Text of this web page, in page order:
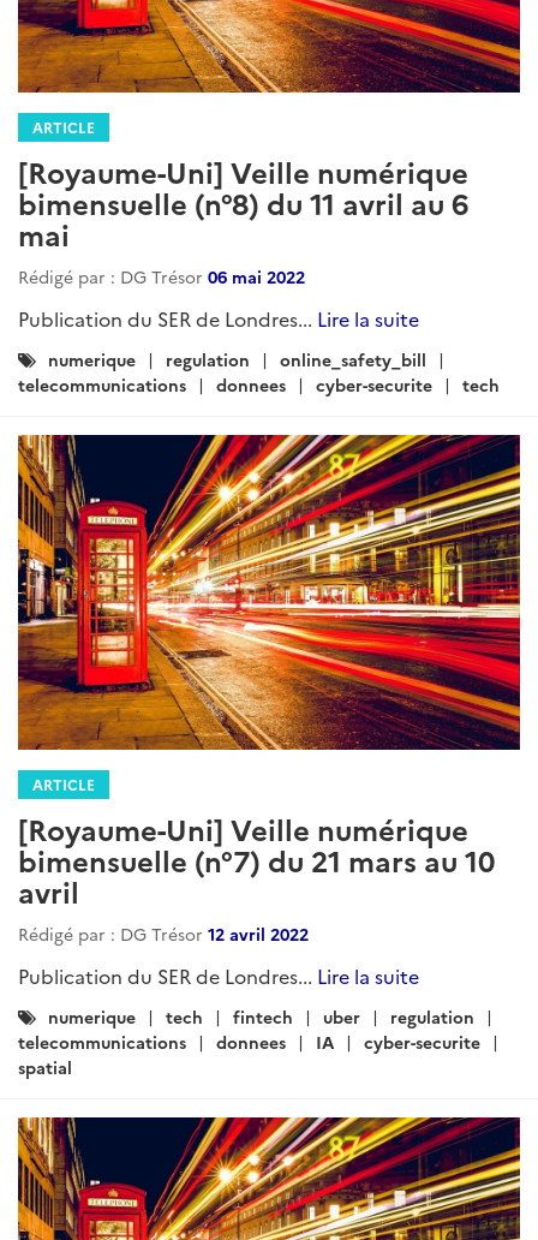
ARTICLE
[Royaume-Uni] Veille numérique
bimensuelle (n°8) du 11 avril au 6
mai
Rédigé par : DG Trésor 06 mai 2022
Publication du SER de Londres... Lire la suite
Catégories
:
numerique regulation
online_safety_bill
telecommunications
donnees cyber-securite tech
ARTICLE
[Royaume-Uni] Veille numérique
bimensuelle (n°7) du 21 mars au 10
avril
Rédigé par : DG Trésor 12 avril 2022
Publication du SER de Londres... Lire la suite
Catégories
:
numerique tech fintech uber
regulation
telecommunications
donnees IA
cyber-securite
spatial